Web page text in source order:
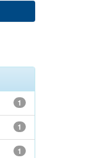
1
1
1